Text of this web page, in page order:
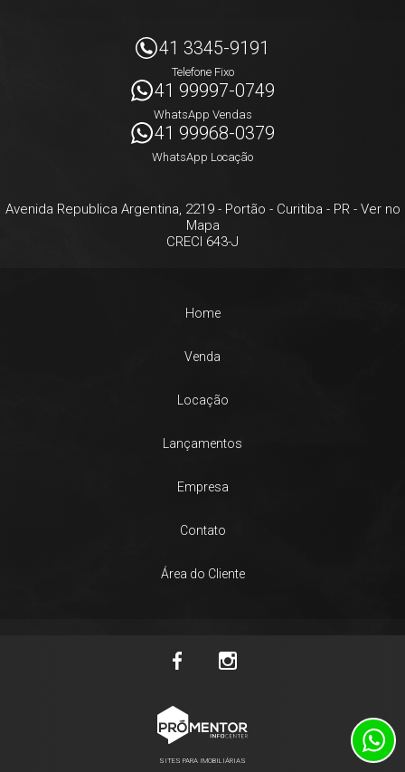
41 3345-9191
Telefone Fixo
41 99997-0749
WhatsApp Vendas
41 99968-0379
WhatsApp Locação
Avenida Republica Argentina, 2219- Portão - Curitiba - PR- Ver no
Mapa
CRECI 643-J
Home
Venda
Locação
Lançamentos
Empresa
Contato
Área do Cliente
SITES PARA IMOBILIÁRIAS